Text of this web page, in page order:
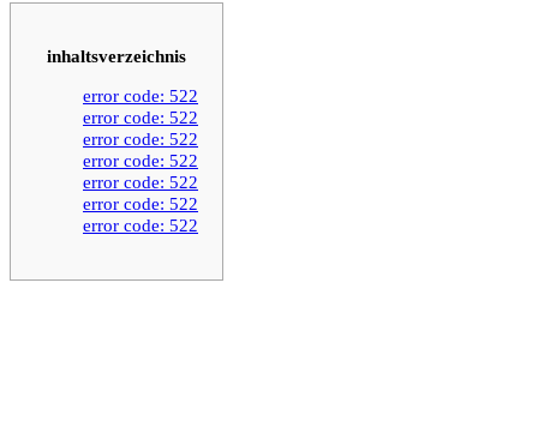
inhaltsverzeichnis
error code: 522
error code: 522
error code: 522
error code: 522
error code: 522
error code: 522
error code: 522